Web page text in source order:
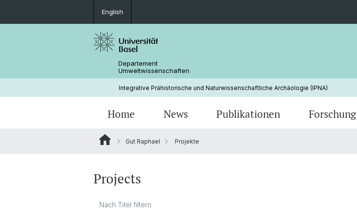
English
Departement
Umweltwissenschaften
Integrative Prähistorische und Naturwissenschaftliche Archäologie (IPNA)
Home News Publikationen Forschung
Gut Raphael Projekte
Projects